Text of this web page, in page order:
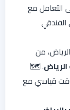
التعامل مع
الفندقي
من
. 🗺️
قياسي مع